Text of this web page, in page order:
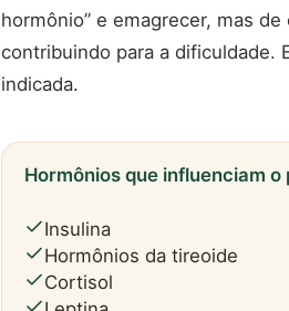
hormônio” e emagrecer, mas
contribuindo para a dificuldade.
indicada.
Hormônios que influenciam o
Insulina
Hormônios da tireoide
Cortisol